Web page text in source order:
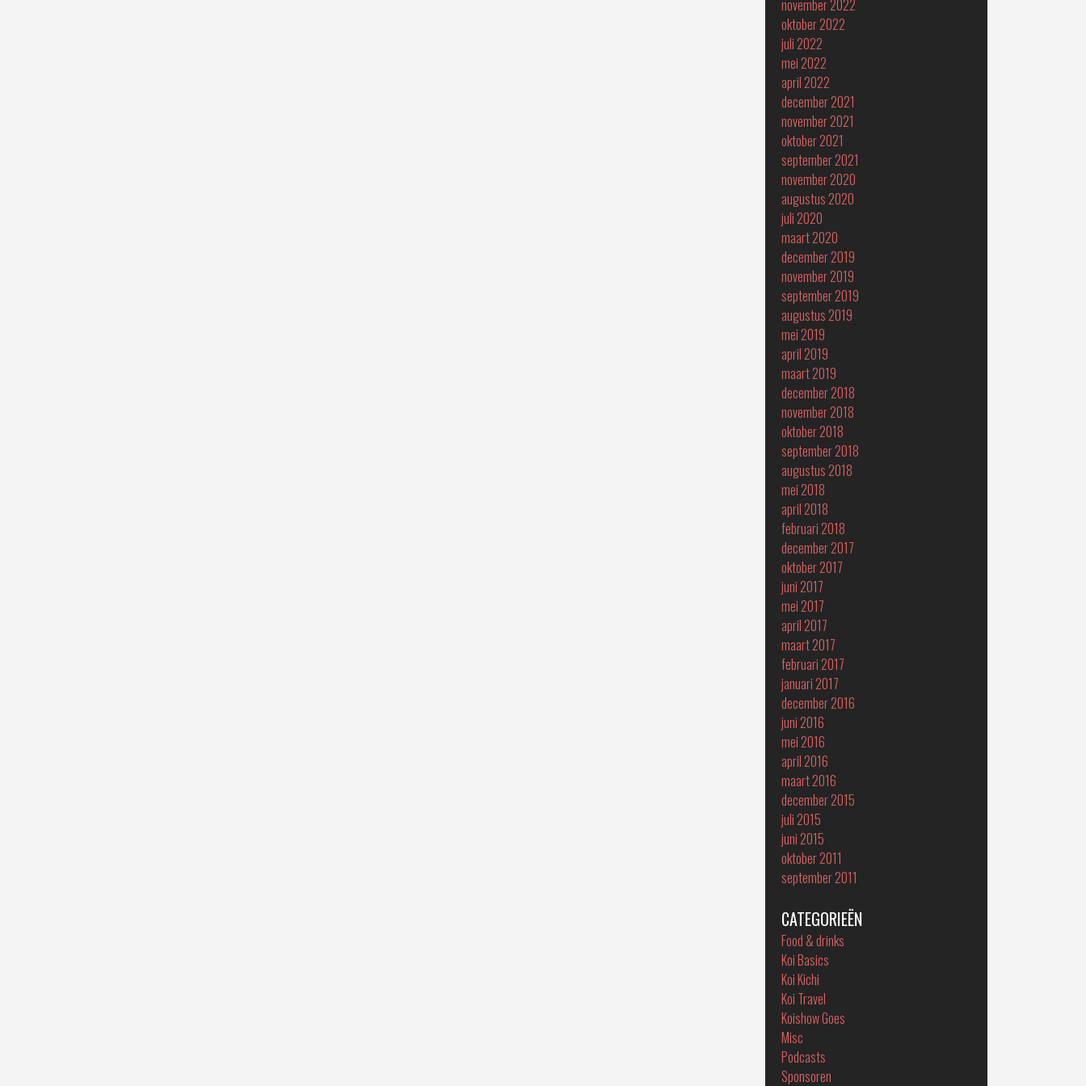
november 2022
oktober 2022
juli 2022
mei 2022
april 2022
december 2021
november 2021
oktober 2021
september 2021
november 2020
augustus 2020
juli 2020
maart 2020
december 2019
november 2019
september 2019
augustus 2019
mei 2019
april 2019
maart 2019
december 2018
november 2018
oktober 2018
september 2018
augustus 2018
mei 2018
april 2018
februari 2018
december 2017
oktober 2017
juni 2017
mei 2017
april 2017
maart 2017
februari 2017
januari 2017
december 2016
juni 2016
mei 2016
april 2016
maart 2016
december 2015
juli 2015
juni 2015
oktober 2011
september 2011
CATEGORIEËN
Food & drinks
Koi Basics
Koi Kichi
Koi Travel
Koishow Goes
Misc
Podcasts
Sponsoren